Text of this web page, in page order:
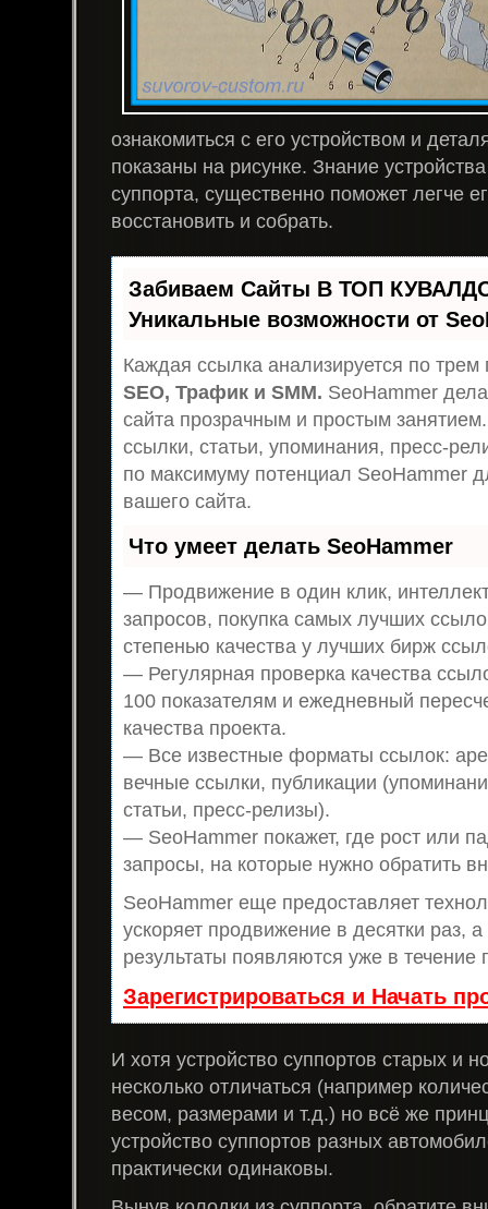
ознакомиться с его устройством и
показаны на рисунке. Знание
суппорта, существенно поможет легче
восстановить и собрать.
Забиваем Сайты В ТОП
Уникальные возможности от
Каждая ссылка анализируется по трем
SEO, Трафик и SMM. SeoHammer
сайта прозрачным и простым
ссылки, статьи, упоминания, пресс-
по максимуму потенциал SeoHammer
вашего сайта.
Что умеет делать SeoHammer
— Продвижение в один клик,
запросов, покупка самых лучших
степенью качества у лучших бирж
— Регулярная проверка качества
100 показателям и ежедневный
качества проекта.
— Все известные форматы ссылок:
вечные ссылки, публикации
статьи, пресс-релизы).
— SeoHammer покажет, где рост или
запросы, на которые нужно обратить
SeoHammer еще предоставляет
ускоряет продвижение в десятки раз,
результаты появляются уже в течение
Зарегистрироваться и Начать
И хотя устройство суппортов старых и
несколько отличаться (например
весом, размерами и т.д.) но всё же
устройство суппортов разных
практически одинаковы.